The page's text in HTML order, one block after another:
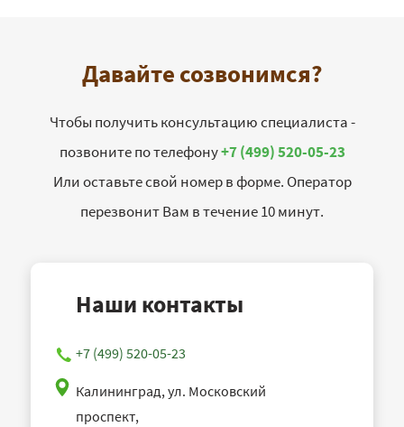
Давайте созвонимся?
Чтобы получить консультацию специалиста -
позвоните по телефону+7 (499) 520-05-23
Или оставьте свой номер в форме. Оператор
перезвонит Вам в течение 10 минут.
Наши контакты
+7 (499) 520-05-23
Калининград, ул. Московский
проспект,